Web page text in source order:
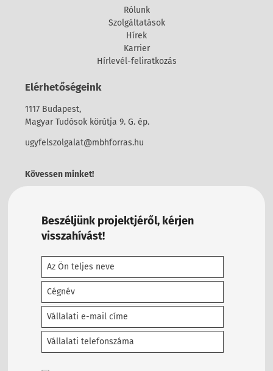
Rólunk
Szolgáltatások
Hírek
Karrier
Hírlevél-feliratkozás
Elérhetőségeink
1117 Budapest,
Magyar Tudósok körútja 9. G. ép.
ugyfelszolgalat@mbhforras.hu
Kövessen minket!
Beszéljünk projektjéről, kérjen
visszahívást!